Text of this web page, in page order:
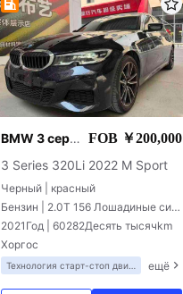
BMW 3 сери
и
FOB ￥200,000
3 Series 320Li 2022 M Sport
Черный | красный
Бензин | 2.0T 156 Лошадиные сил
ы L4
2021Год | 60282Десять тысячkm
Хоргос
Технология старт-стоп двиг
ещё